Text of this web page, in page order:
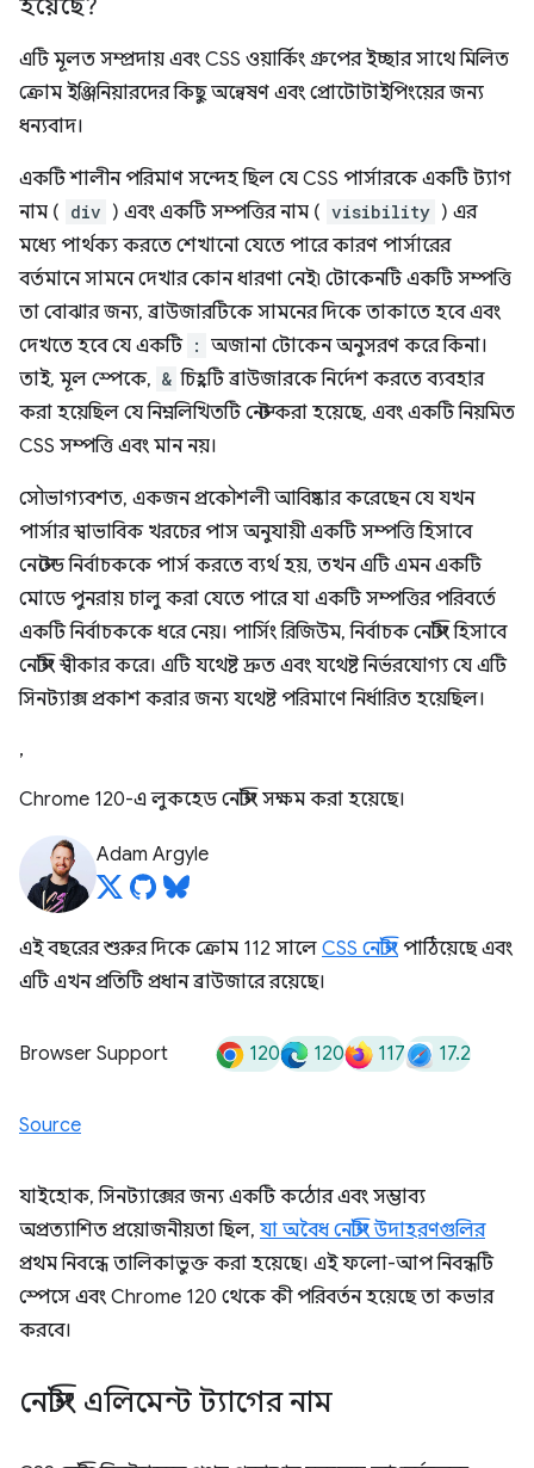
হয়েছে?
এটি মূলত সম্প্রদায় এবং CSS ওয়ার্কিং গ্রুপের ইচ্ছার সাথে মিলিত
ক্রোম ইঞ্জিনিয়ারদের কিছু অন্বেষণ এবং প্রোটোটাইপিংয়ের জন্য
ধন্যবাদ।
একটি শালীন পরিমাণ সন্দেহ ছিল যে CSS পার্সারকে একটি ট্যাগ
নাম ( div ) এবং একটি সম্পত্তির নাম ( visibility ) এর
মধ্যে পার্থক্য করতে শেখানো যেতে পারে কারণ পার্সারের
বর্তমানে সামনে দেখার কোন ধারণা নেই৷ টোকেনটি একটি সম্পত্তি
তা বোঝার জন্য, ব্রাউজারটিকে সামনের দিকে তাকাতে হবে এবং
দেখতে হবে যে একটি : অজানা টোকেন অনুসরণ করে কিনা।
তাই, মূল স্পেকে, & চিহ্নটি ব্রাউজারকে নির্দেশ করতে ব্যবহার
করা হয়েছিল যে নিম্নলিখিতটি নেস্ট করা হয়েছে, এবং একটি নিয়মিত
CSS সম্পত্তি এবং মান নয়।
সৌভাগ্যবশত, একজন প্রকৌশলী আবিষ্কার করেছেন যে যখন
পার্সার স্বাভাবিক খরচের পাস অনুযায়ী একটি সম্পত্তি হিসাবে
নেস্টেড নির্বাচককে পার্স করতে ব্যর্থ হয়, তখন এটি এমন একটি
মোডে পুনরায় চালু করা যেতে পারে যা একটি সম্পত্তির পরিবর্তে
একটি নির্বাচককে ধরে নেয়। পার্সিং রিজিউম, নির্বাচক নেস্টিং হিসাবে
নেস্টিং স্বীকার করে। এটি যথেষ্ট দ্রুত এবং যথেষ্ট নির্ভরযোগ্য যে এটি
সিনট্যাক্স প্রকাশ করার জন্য যথেষ্ট পরিমাণে নির্ধারিত হয়েছিল।
,
Chrome 120-এ লুকহেড নেস্টিং সক্ষম করা হয়েছে।
Adam Argyle
এই বছরের শুরুর দিকে ক্রোম 112 সালে CSS নেস্টিং পাঠিয়েছে এবং
এটি এখন প্রতিটি প্রধান ব্রাউজারে রয়েছে।
Browser Support 120 120 117 17.2
Source
যাইহোক, সিনট্যাক্সের জন্য একটি কঠোর এবং সম্ভাব্য
অপ্রত্যাশিত প্রয়োজনীয়তা ছিল, যা অবৈধ নেস্টিং উদাহরণগুলির
প্রথম নিবন্ধে তালিকাভুক্ত করা হয়েছে। এই ফলো-আপ নিবন্ধটি
স্পেসে এবং Chrome 120 থেকে কী পরিবর্তন হয়েছে তা কভার
করবে।
নেস্টিং এলিমেন্ট ট্যাগের নাম